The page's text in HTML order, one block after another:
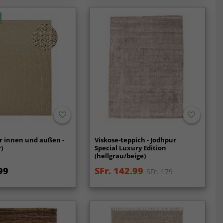
innen und außen -
Viskose-teppich - Jodhpur
Special Luxury Edition
(hellgrau/beige)
SFr. 142.99 SFr. 179